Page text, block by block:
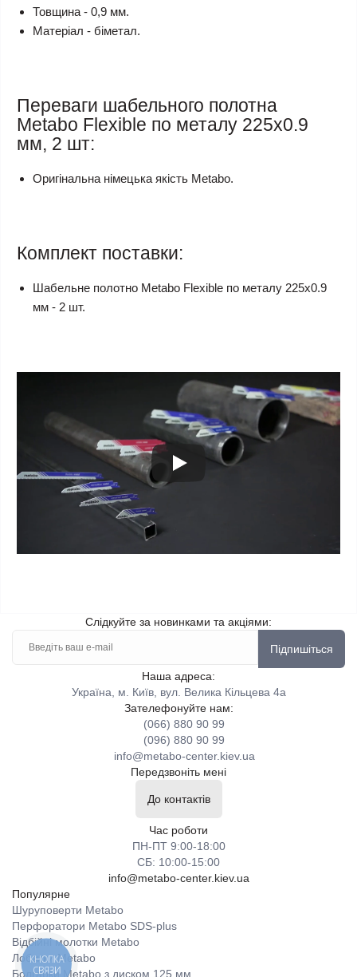
Товщина - 0,9 мм.
Матеріал - біметал.
Переваги шабельного полотна
Metabo Flexible по металу 225х0.9
мм, 2 шт:
Оригінальна німецька якість Metabo.
Комплект поставки:
Шабельне полотно Metabo Flexible по металу 225х0.9
мм - 2 шт.
Слідкуйте за новинками та акціями:
Підпишіться
Наша адреса:
Україна, м. Київ, вул. Велика Кільцева 4а
Зателефонуйте нам:
(066) 880 90 99
(096) 880 90 99
info@metabo-center.kiev.ua
Передзвоніть мені
До контактів
Час роботи
ПН-ПТ 9:00-18:00
СБ: 10:00-15:00
info@metabo-center.kiev.ua
Популярне
Шуруповерти Metabo
Перфоратори Metabo SDS-plus
Відбійні молотки Metabo
Лобзики Metabo
Болгарки Metabo з диском 125 мм
КНОПКА
СВЯЗИ